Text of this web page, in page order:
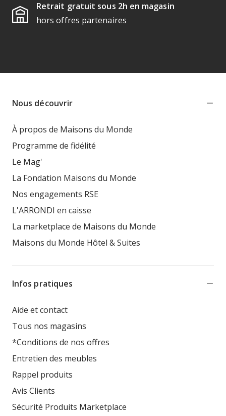
Retrait gratuit sous 2h en magasin
hors offres partenaires
Nous découvrir
À propos de Maisons du Monde
Programme de fidélité
Le Mag'
La Fondation Maisons du Monde
Nos engagements RSE
L'ARRONDI en caisse
La marketplace de Maisons du Monde
Maisons du Monde Hôtel & Suites
Infos pratiques
Aide et contact
Tous nos magasins
*Conditions de nos offres
Entretien des meubles
Rappel produits
Avis Clients
Sécurité Produits Marketplace